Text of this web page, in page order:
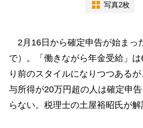
写真2枚
2月16日から確定申告が始まっ
で）。「働きながら年金受給」
り前のスタイルになりつつある
与所得が20万円超の人は確定申
らない。税理士の土屋裕昭氏が解